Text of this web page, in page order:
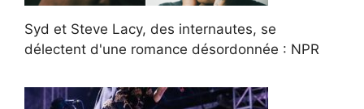
Syd et Steve Lacy, des internautes, se
délectent d'une romance désordonnée : NPR